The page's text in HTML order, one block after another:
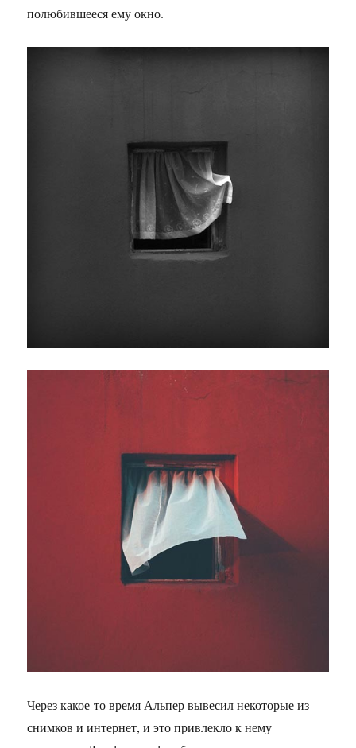
полюбившееся ему окно.
Через какое-то время Альпер вывесил некоторые из
снимков и интернет, и это привлекло к нему